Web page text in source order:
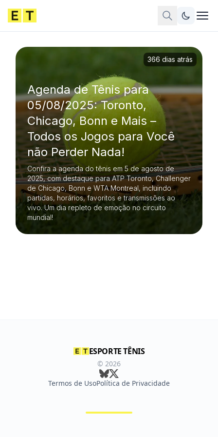
Agenda de Tênis para
05/08/2025: Toronto,
Chicago, Bonn e Mais –
Todos os Jogos para Você
não Perder Nada!
Confira a agenda do tênis em 5 de agosto de
2025, com destaque para ATP Toronto, Challenger
de Chicago, Bonn e WTA Montreal, incluindo
partidas, horários, favoritos e transmissões ao
vivo. Um dia repleto de emoção no circuito
mundial!
366 dias atrás
ESPORTE TÊNIS
© 2026
Termos de UsoPolítica de Privacidade